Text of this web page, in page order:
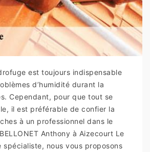
est toujours indispensable
d’humidité durant la
Cependant, pour que tout se
il est préférable de confier la
à un professionnel dans le
Anthony à Aizecourt Le
spécialiste, nous vous proposons